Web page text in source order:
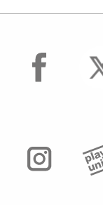
facebook